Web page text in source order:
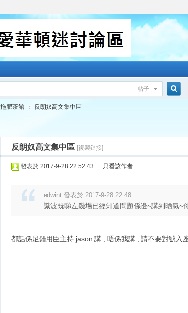
帖子
拖肥茶館
›
反朗奴高文集中區
反朗奴高文集中區 [複製鏈接]
發表於 2017-9-28 22:52:43 只看該作者
edwint 發表於 2017-9-28 22:48
識波既睇左幾場已經知道問題係邊~講到晒氣~
都話係足錯用臣主持 jason 講 , 唔係我講 , 請不要對號入